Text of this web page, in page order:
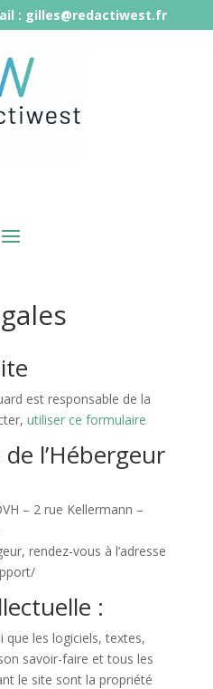
: gilles@redactiwest.fr
est responsable de la
utiliser ce formulaire
l’Hébergeur
– 2 rue Kellermann –
rendez-vous à l’adresse
:
que les logiciels, textes,
savoir-faire et tous les
le site sont la propriété